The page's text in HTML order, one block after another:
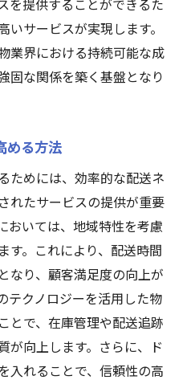
を提供することができるた
サービスが実現します。
業界における持続可能な成
固な関係を築く基盤となり
める方法
ためには、効率的な配送ネ
れたサービスの提供が重要
おいては、地域特性を考慮
す。これにより、配送時間
なり、顧客満足度の向上が
テクノロジーを活用した物
とで、在庫管理や配送追跡
が向上します。さらに、ド
入れることで、信頼性の高